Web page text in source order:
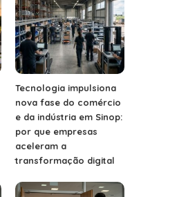
Tecnologia impulsiona
nova fase do comércio
e da indústria em Sinop:
por que empresas
aceleram a
transformação digital